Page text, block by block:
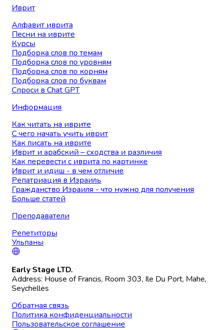
Иврит
Алфавит иврита
Песни на иврите
Курсы
Подборка слов по темам
Подборка слов по уровням
Подборка слов по корням
Подборка слов по буквам
Спроси в Chat GPT
Информация
Как читать на иврите
С чего начать учить иврит
Как писать на иврите
Иврит и арабский – сходства и различия
Как перевести с иврита по картинке
Иврит и идиш - в чем отличие
Репатриация в Израиль
Гражданство Израиля - что нужно для получения
Больше статей
Преподаватели
Репетиторы
Ульпаны
Early Stage LTD.
Address: House of Francis, Room 303, Ile Du Port, Mahe,
Seychelles
Обратная связь
Политика конфиденциальности
Пользовательское соглашение